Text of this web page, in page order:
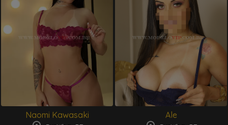
Naomi Kawasaki Ale